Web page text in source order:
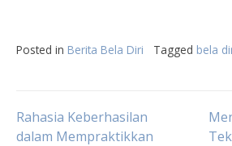
Posted in Berita Bela Diri Tagged bela
Post
Rahasia Keberhasilan
dalam Mempraktikkan